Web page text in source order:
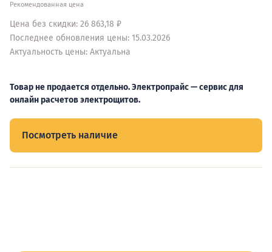
Рекомендованная цена
Цена без скидки: 26 863,18 ₽
Последнее обновления цены: 15.03.2026
Актуальность цены: Актуальна
Товар не продается отдельно. Электропрайс — сервис для
онлайн расчетов электрощитов.
Посмотреть наличие